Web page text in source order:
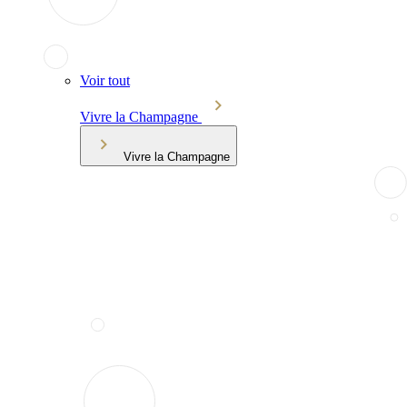
Voir tout
Vivre la Champagne
Vivre la Champagne